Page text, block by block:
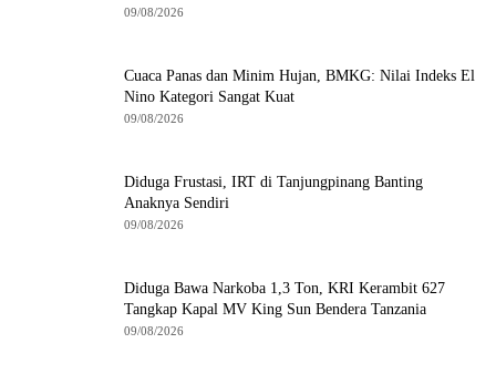
09/08/2026
Cuaca Panas dan Minim Hujan, BMKG: Nilai Indeks El
Nino Kategori Sangat Kuat
09/08/2026
Diduga Frustasi, IRT di Tanjungpinang Banting
Anaknya Sendiri
09/08/2026
Diduga Bawa Narkoba 1,3 Ton, KRI Kerambit 627
Tangkap Kapal MV King Sun Bendera Tanzania
09/08/2026